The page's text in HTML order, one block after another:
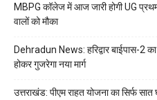
MBPG कॉलेज में आज जारी होगी UG
वालों को मौका
Dehradun News: हरिद्वार बाईपास-2
होकर गुजरेगा नया मार्ग
उत्तराखंड: पीएम राहत योजना का सिर्फ